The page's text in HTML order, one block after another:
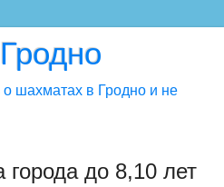
о шахматах в Гродно и не
города до 8,10 лет